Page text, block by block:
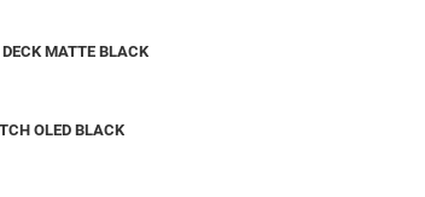
MATTE BLACK
OLED BLACK